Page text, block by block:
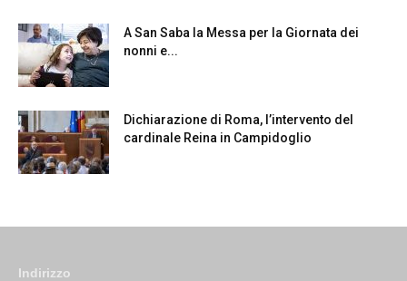
A San Saba la Messa per la Giornata dei
nonni e...
Dichiarazione di Roma, l’intervento del
cardinale Reina in Campidoglio
Indirizzo